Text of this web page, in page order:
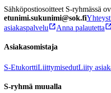
Sähköpostiosoitteet S-ryhmässä
etunimi.sukunimi@sok.fi
asiakaspalvelu
Anna palautetta
Asiakasomistaja
S-EtukorttiLiittymisedutLiity
S-ryhmä muualla